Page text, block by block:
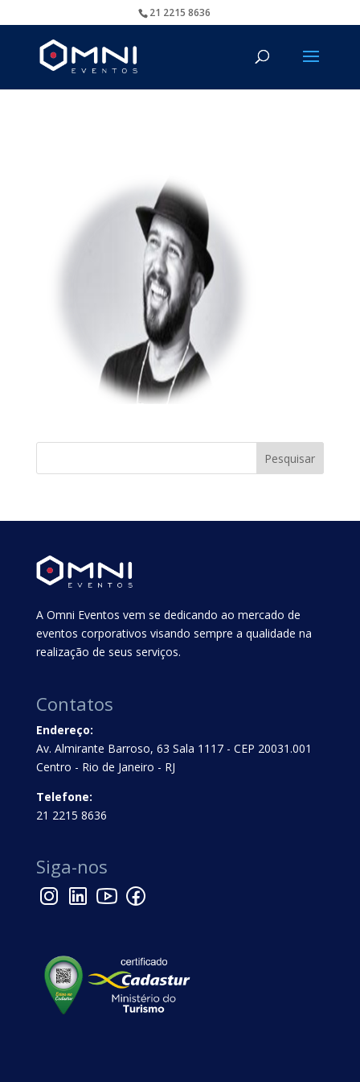
21 2215 8636
A Omni Eventos vem se dedicando ao mercado de
eventos corporativos visando sempre a qualidade na
realização de seus serviços.
Contatos
Endereço:
Av. Almirante Barroso, 63 Sala 1117 - CEP 20031.001
Centro - Rio de Janeiro - RJ
Telefone:
21 2215 8636
Siga-nos